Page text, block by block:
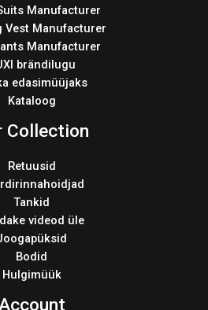
Manufacturer
Vest Manufacturer
Manufacturer
brändilugu
edasimüüjaks
Kataloog
Collection
Retuusid
Tankid
videod üle
Bodid
Hulgimüük